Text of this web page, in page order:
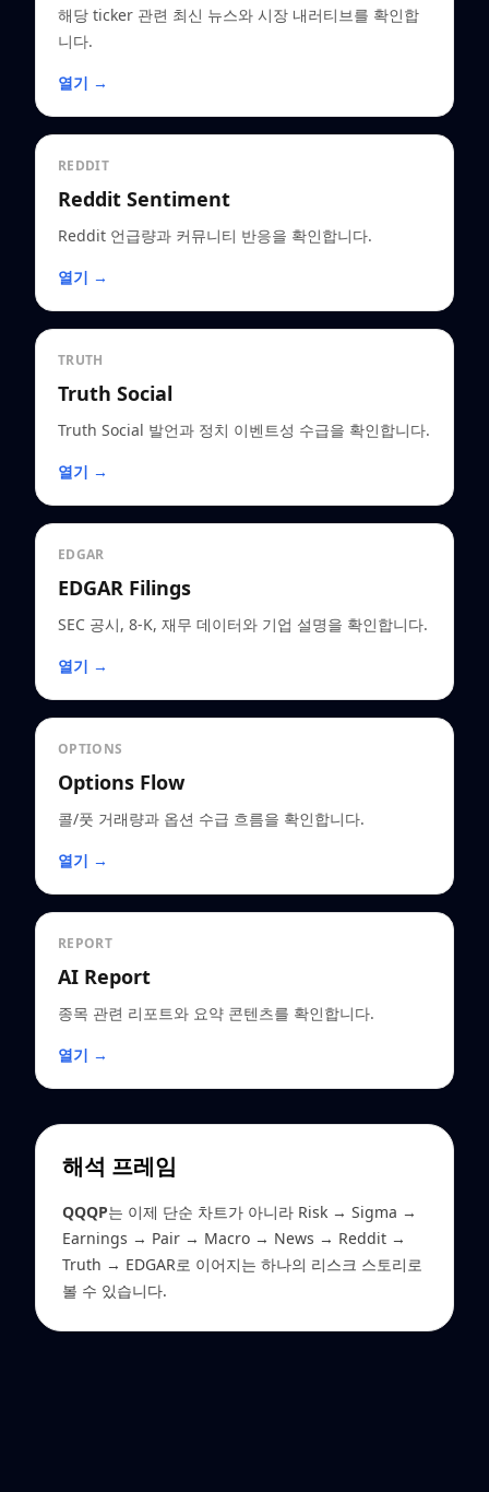
해당 ticker 관련 최신 뉴스와 시장 내러티브를 확인합
니다.
열기 →
REDDIT
Reddit Sentiment
Reddit 언급량과 커뮤니티 반응을 확인합니다.
열기 →
TRUTH
Truth Social
Truth Social 발언과 정치 이벤트성 수급을 확인합니다.
열기 →
EDGAR
EDGAR Filings
SEC 공시, 8-K, 재무 데이터와 기업 설명을 확인합니다.
열기 →
OPTIONS
Options Flow
콜/풋 거래량과 옵션 수급 흐름을 확인합니다.
열기 →
REPORT
AI Report
종목 관련 리포트와 요약 콘텐츠를 확인합니다.
열기 →
해석 프레임
QQQP는 이제 단순 차트가 아니라 Risk → Sigma →
Earnings → Pair → Macro → News → Reddit →
Truth → EDGAR로 이어지는 하나의 리스크 스토리로
볼 수 있습니다.